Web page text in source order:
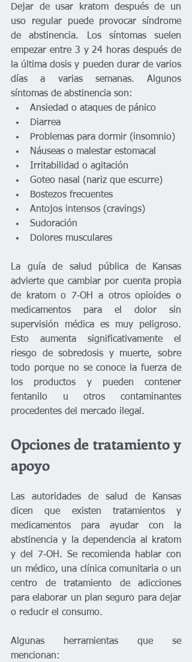
Dejar de usar kratom después de un
uso regular puede provocar síndrome
de abstinencia. Los síntomas suelen
empezar entre 3 y 24 horas después de
la última dosis y pueden durar de varios
días a varias semanas. Algunos
síntomas de abstinencia son:
Ansiedad o ataques de pánico
Diarrea
Problemas para dormir (insomnio)
Náuseas o malestar estomacal
Irritabilidad o agitación
Goteo nasal (nariz que escurre)
Bostezos frecuentes
Antojos intensos (cravings)
Sudoración
Dolores musculares
La guía de salud pública de Kansas
advierte que cambiar por cuenta propia
de kratom o 7‑OH a otros opioides o
medicamentos para el dolor sin
supervisión médica es muy peligroso.
Esto aumenta significativamente el
riesgo de sobredosis y muerte, sobre
todo porque no se conoce la fuerza de
los productos y pueden contener
fentanilo u otros contaminantes
procedentes del mercado ilegal.
Opciones de tratamiento y
apoyo
Las autoridades de salud de Kansas
dicen que existen tratamientos y
medicamentos para ayudar con la
abstinencia y la dependencia al kratom
y del 7‑OH. Se recomienda hablar con
un médico, una clínica comunitaria o un
centro de tratamiento de adicciones
para elaborar un plan seguro para dejar
o reducir el consumo.
Algunas herramientas que se
mencionan: